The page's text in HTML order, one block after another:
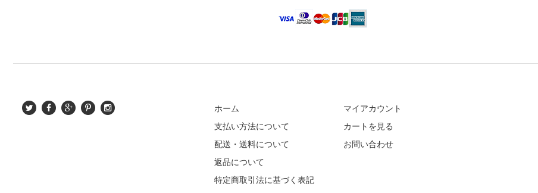
ホーム
支払い方法について
配送・送料について
返品について
特定商取引法に基づく表記
マイアカウント
カートを見る
お問い合わせ